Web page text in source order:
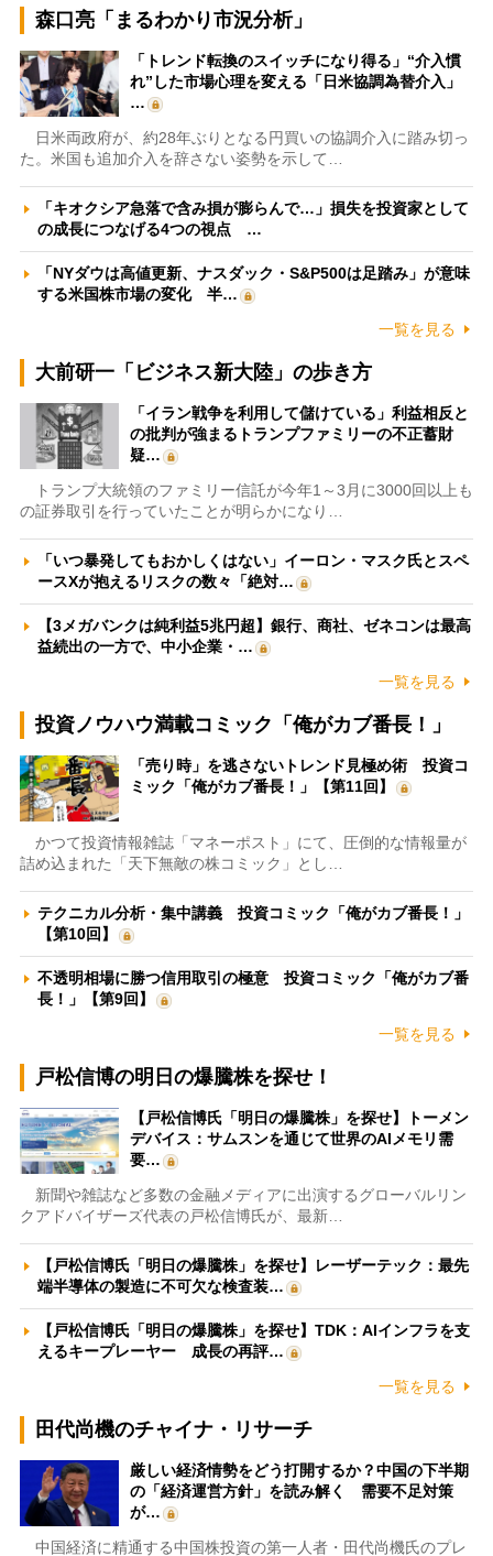
森口亮「まるわかり市況分析」
「トレンド転換のスイッチになり得る」“介入慣
れ”した市場心理を変える「日米協調為替介入」
…
日米両政府が、約28年ぶりとなる円買いの協調介入に踏み切っ
た。米国も追加介入を辞さない姿勢を示して…
「キオクシア急落で含み損が膨らんで…」損失を投資家として
の成長につなげる4つの視点 …
「NYダウは高値更新、ナスダック・S&P500は足踏み」が意味
する米国株市場の変化 半…
一覧を見る
大前研一「ビジネス新大陸」の歩き方
「イラン戦争を利用して儲けている」利益相反と
の批判が強まるトランプファミリーの不正蓄財
疑…
トランプ大統領のファミリー信託が今年1～3月に3000回以上も
の証券取引を行っていたことが明らかになり…
「いつ暴発してもおかしくはない」イーロン・マスク氏とスペ
ースXが抱えるリスクの数々「絶対…
【3メガバンクは純利益5兆円超】銀行、商社、ゼネコンは最高
益続出の一方で、中小企業・…
一覧を見る
投資ノウハウ満載コミック「俺がカブ番長！」
「売り時」を逃さないトレンド見極め術 投資コ
ミック「俺がカブ番長！」【第11回】
かつて投資情報雑誌「マネーポスト」にて、圧倒的な情報量が
詰め込まれた「天下無敵の株コミック」とし…
テクニカル分析・集中講義 投資コミック「俺がカブ番長！」
【第10回】
不透明相場に勝つ信用取引の極意 投資コミック「俺がカブ番
長！」【第9回】
一覧を見る
戸松信博の明日の爆騰株を探せ！
【戸松信博氏「明日の爆騰株」を探せ】トーメン
デバイス：サムスンを通じて世界のAIメモリ需
要…
新聞や雑誌など多数の金融メディアに出演するグローバルリン
クアドバイザーズ代表の戸松信博氏が、最新…
【戸松信博氏「明日の爆騰株」を探せ】レーザーテック：最先
端半導体の製造に不可欠な検査装…
【戸松信博氏「明日の爆騰株」を探せ】TDK：AIインフラを支
えるキープレーヤー 成長の再評…
一覧を見る
田代尚機のチャイナ・リサーチ
厳しい経済情勢をどう打開するか？中国の下半期
の「経済運営方針」を読み解く 需要不足対策
が…
中国経済に精通する中国株投資の第一人者・田代尚機氏のプレ